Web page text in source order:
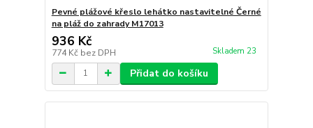
Pevné plážové křeslo lehátko nastavitelné Černé
na pláž do zahrady M17013
936 Kč
774 Kč bez DPH Skladem 23
Přidat do košíku